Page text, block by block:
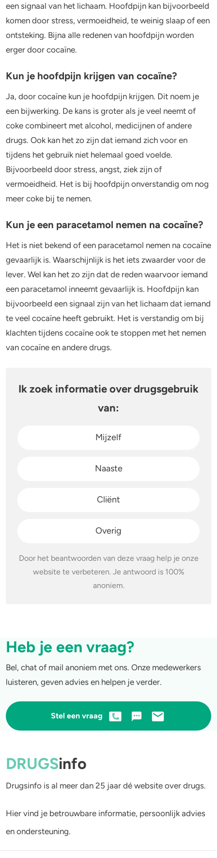
een signaal van het lichaam. Hoofdpijn kan bijvoorbeeld
komen door stress, vermoeidheid, te weinig slaap of een
ontsteking. Bijna alle redenen van hoofdpijn worden
erger door cocaïne.
Kun je hoofdpijn krijgen van cocaïne?
Ja, door cocaïne kun je hoofdpijn krijgen. Dit noem je
een bijwerking. De kans is groter als je veel neemt of
coke combineert met alcohol, medicijnen of andere
drugs. Ook kan het zo zijn dat iemand zich voor en
tijdens het gebruik niet helemaal goed voelde.
Bijvoorbeeld door stress, angst, ziek zijn of
vermoeidheid. Het is bij hoofdpijn onverstandig om nog
meer coke bij te nemen.
Kun je een paracetamol nemen na cocaïne?
Het is niet bekend of een paracetamol nemen na cocaïne
gevaarlijk is. Waarschijnlijk is het iets zwaarder voor de
lever. Wel kan het zo zijn dat de reden waarvoor iemand
een paracetamol inneemt gevaarlijk is. Hoofdpijn kan
bijvoorbeeld een signaal zijn van het lichaam dat iemand
te veel cocaïne heeft gebruikt. Het is verstandig om bij
klachten tijdens cocaïne ook te stoppen met het nemen
van cocaïne en andere drugs.
Ik zoek informatie over drugsgebruik
van:
Mijzelf
Naaste
Cliënt
Overig
Door het beantwoorden van deze vraag help je onze
website te verbeteren. Je antwoord is 100%
anoniem.
Heb je een vraag?
Bel, chat of mail anoniem met ons. Onze medewerkers
luisteren, geven advies en helpen je verder.
Stel een vraag
DRUGSinfo
Drugsinfo is al meer dan 25 jaar dé website over drugs.
Hier vind je betrouwbare informatie, persoonlijk advies
en ondersteuning.